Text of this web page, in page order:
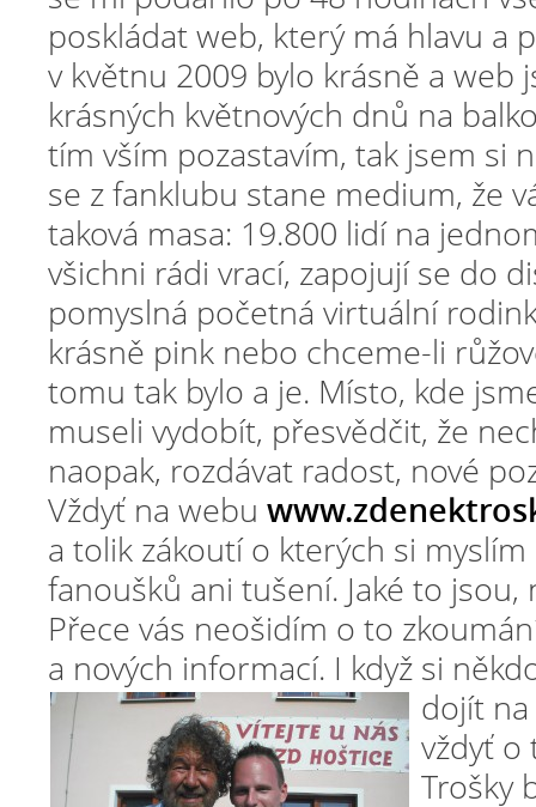
poskládat web, který má hlavu a
v květnu 2009 bylo krásně a web
krásných květnových dnů na
tím vším pozastavím, tak jsem si
se z fanklubu stane medium, že
taková masa: 19.800 lidí na
všichni rádi vrací, zapojují se do
pomyslná početná virtuální
krásně pink nebo chceme-li
tomu tak bylo a je. Místo, kde
museli vydobít, přesvědčit, že
naopak, rozdávat radost, nové
Vždyť na webu
a tolik zákoutí o kterých si
fanoušků ani tušení. Jaké to jsou,
Přece vás neošidím o to
a nových informací. I když si
dojít
vždyť o
Trošky